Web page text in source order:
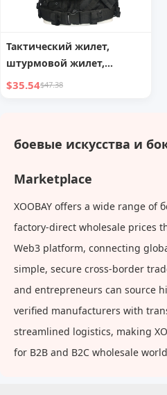
Тактический жилет,
штурмовой жилет,
прочный сетчатый жилет
спецзадач / боевых
$35.54$47.38
боевые искусства и
Marketplace
XOOBAY offers a wide range of
factory-direct wholesale prices
Web3 platform, connecting
simple, secure cross-border
and entrepreneurs can source
verified manufacturers with
streamlined logistics, making
for B2B and B2C wholesale